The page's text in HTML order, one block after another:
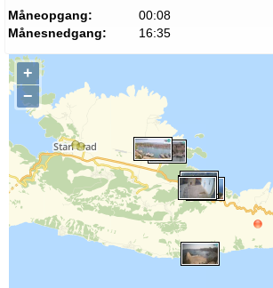
Måneopgang:
00:08
Månesnedgang:
16:35
+
−